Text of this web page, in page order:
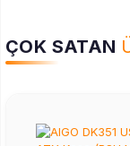
ÇOK SATAN